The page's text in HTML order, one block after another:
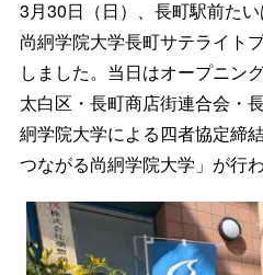
3月30日（日）、長町駅前た
尚絅学院大学長町サテライト
しました。当日はオープニン
太白区・長町商店街連合会・
絅学院大学による四者協定締
つながる尚絅学院大学」が行わ